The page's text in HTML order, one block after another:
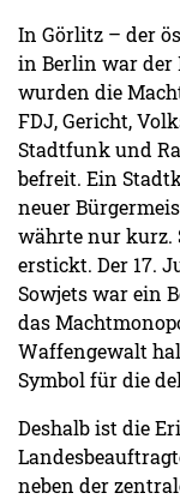
In Görlitz – der
in Berlin war der
wurden die
FDJ, Gericht,
Stadtfunk und
befreit. Ein
neuer
währte nur kurz.
erstickt. Der 17.
Sowjets war ein
das
Waffengewalt
Symbol für die
Deshalb ist die
neben der